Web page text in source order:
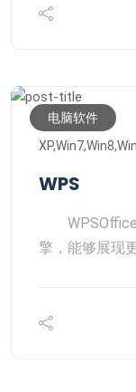
电脑软件
WPS
擎，能够展现